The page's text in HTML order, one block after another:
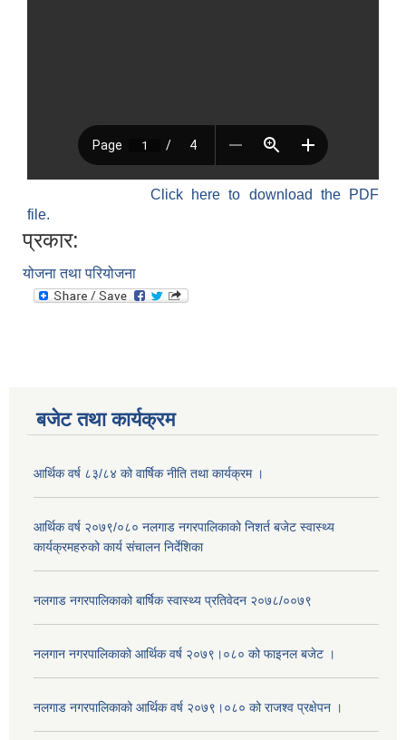
Click here to download the PDF
file.
प्रकार:
योजना तथा परियोजना
बजेट तथा कार्यक्रम
आर्थिक वर्ष ८३/८४ को वार्षिक नीति तथा कार्यक्रम ।
आर्थिक वर्ष २०७९/०८० नलगाड नगरपालिकाको निशर्त बजेट स्वास्थ्य
कार्यक्रमहरुको कार्य संचालन निर्देशिका
नलगाड नगरपालिकाको बार्षिक स्वास्थ्य प्रतिवेदन २०७८/००७९
नलगान नगरपालिकाको आर्थिक वर्ष २०७९।०८० को फाइनल बजेट ।
नलगाड नगरपालिकाको आर्थिक वर्ष २०७९।०८० को राजश्व प्रक्षेपन ।